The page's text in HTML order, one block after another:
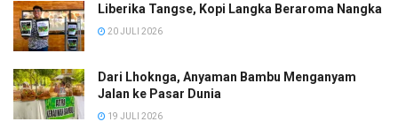
Liberika Tangse, Kopi Langka Beraroma Nangka
20 JULI 2026
Dari Lhoknga, Anyaman Bambu Menganyam
Jalan ke Pasar Dunia
19 JULI 2026